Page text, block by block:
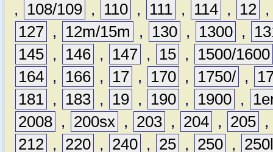
,
108/109 , 110 , 111 , 114 , 12
127 , 12m/15m , 130 , 1300 ,
145 , 146 , 147 , 15 ,
1500/1600
164 , 166 , 17 , 170 , 1750/ ,
181 , 183 , 19 , 190 , 1900 ,
2008 , 200sx , 203 , 204 , 205 ,
212 , 220 , 240 , 25 , 250 ,